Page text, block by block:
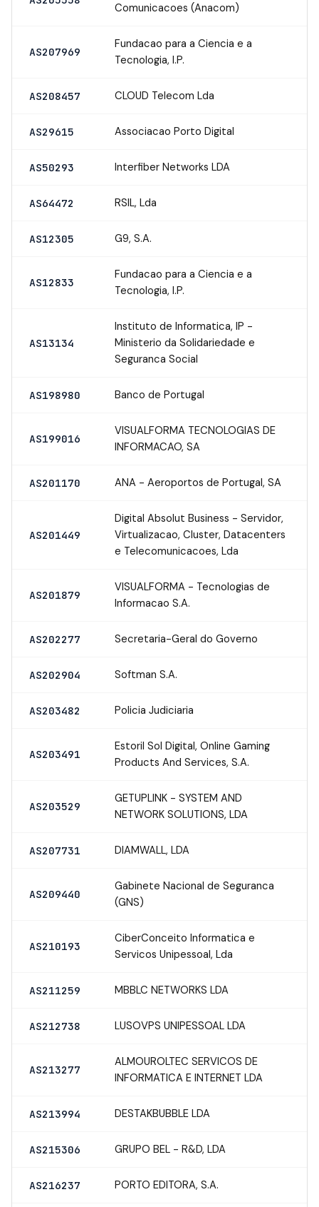
Comunicacoes (Anacom)
AS207969
Fundacao para a Ciencia e a
Tecnologia, I.P.
AS208457 CLOUD Telecom Lda
AS29615 Associacao Porto Digital
AS50293 Interfiber Networks LDA
AS64472 RSIL, Lda
AS12305 G9, S.A.
AS12833
Fundacao para a Ciencia e a
Tecnologia, I.P.
AS13134
Instituto de Informatica, IP -
Ministerio da Solidariedade e
Seguranca Social
AS198980 Banco de Portugal
AS199016
VISUALFORMA TECNOLOGIAS DE
INFORMACAO, SA
AS201170 ANA - Aeroportos de Portugal, SA
AS201449
Digital Absolut Business - Servidor,
Virtualizacao, Cluster, Datacenters
e Telecomunicacoes, Lda
AS201879
VISUALFORMA - Tecnologias de
Informacao S.A.
AS202277 Secretaria-Geral do Governo
AS202904 Softman S.A.
AS203482 Policia Judiciaria
AS203491
Estoril Sol Digital, Online Gaming
Products And Services, S.A.
AS203529
GETUPLINK - SYSTEM AND
NETWORK SOLUTIONS, LDA
AS207731 DIAMWALL, LDA
AS209440
Gabinete Nacional de Seguranca
(GNS)
AS210193
CiberConceito Informatica e
Servicos Unipessoal, Lda
AS211259 MBBLC NETWORKS LDA
AS212738 LUSOVPS UNIPESSOAL LDA
AS213277
ALMOUROLTEC SERVICOS DE
INFORMATICA E INTERNET LDA
AS213994 DESTAKBUBBLE LDA
AS215306 GRUPO BEL - R&D, LDA
AS216237 PORTO EDITORA, S.A.